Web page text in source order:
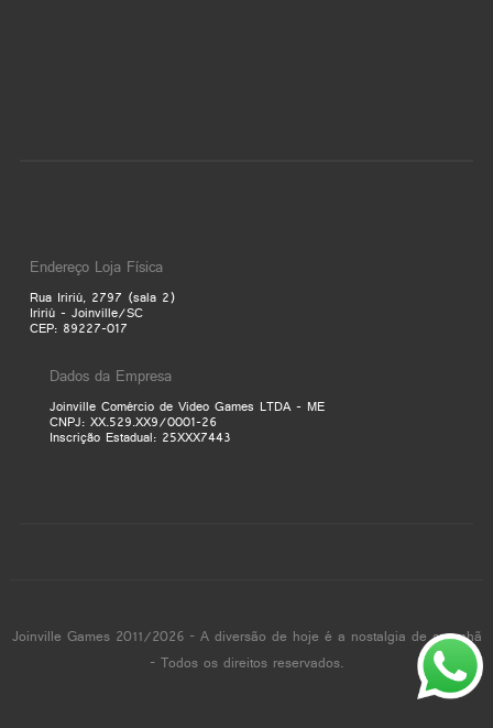
Endereço Loja Física
Rua Iririú, 2797 (sala 2)
Iririú - Joinville/SC
CEP: 89227-017
Dados da Empresa
Joinville Comércio de Video Games LTDA - ME
CNPJ: XX.529.XX9/0001-26
Inscrição Estadual: 25XXX7443
Joinville Games 2011/2026 - A diversão de hoje é a nostalgia de amanhã
- Todos os direitos reservados.